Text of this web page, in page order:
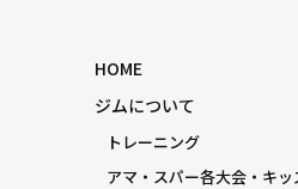
HOME
ジムについて
トレーニング
アマ・スパー各大会・キッ